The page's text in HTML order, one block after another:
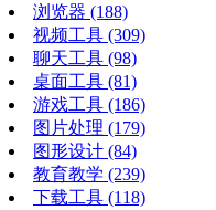
浏览器 (188)
视频工具 (309)
聊天工具 (98)
桌面工具 (81)
游戏工具 (186)
图片处理 (179)
图形设计 (84)
教育教学 (239)
下载工具 (118)